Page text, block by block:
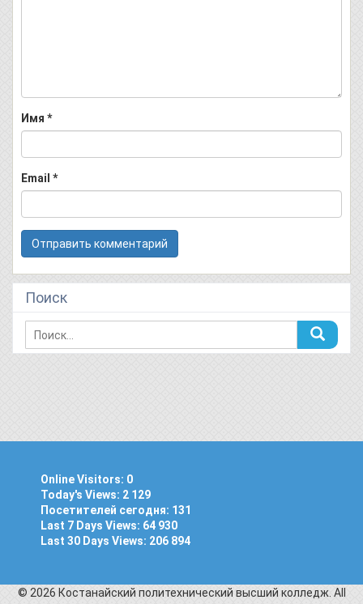
Имя *
Email *
Поиск
Online Visitors: 0
Today's Views: 2 129
Посетителей сегодня: 131
Last 7 Days Views: 64 930
Last 30 Days Views: 206 894
© 2026 Костанайский политехнический высший колледж. All